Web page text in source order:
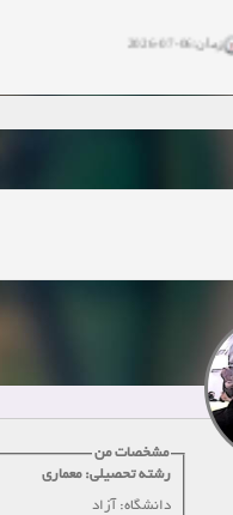
زمان:10-13-2024
زمان:10-11-2024
مشخصات من
رشته تحصیلی: معماری
دانشگاه: آزاد